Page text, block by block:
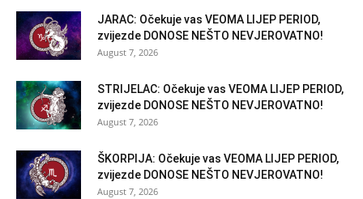
JARAC: Očekuje vas VEOMA LIJEP PERIOD,
zvijezde DONOSE NEŠTO NEVJEROVATNO!
August 7, 2026
STRIJELAC: Očekuje vas VEOMA LIJEP PERIOD,
zvijezde DONOSE NEŠTO NEVJEROVATNO!
August 7, 2026
ŠKORPIJA: Očekuje vas VEOMA LIJEP PERIOD,
zvijezde DONOSE NEŠTO NEVJEROVATNO!
August 7, 2026